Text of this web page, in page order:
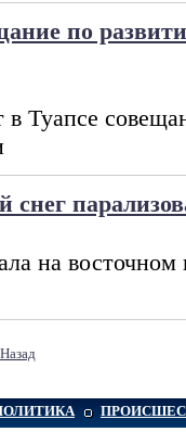
по
в Туапсе
снег
на
Назад